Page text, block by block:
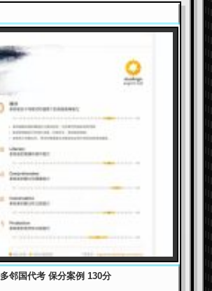
多邻国代考 保分案例 130分